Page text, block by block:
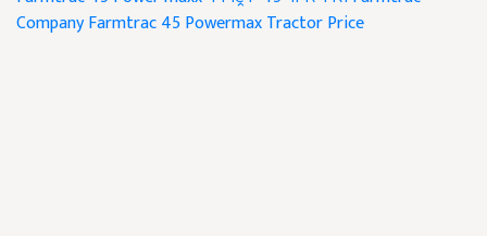
CompanyFarmtrac 45 Powermax Tractor Price